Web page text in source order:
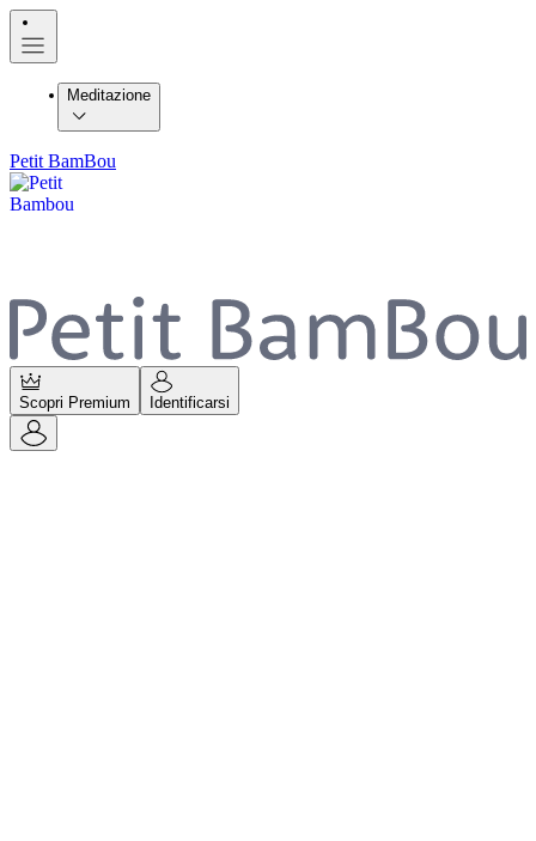
Meditazione
Petit BamBou
Scopri Premium Identificarsi